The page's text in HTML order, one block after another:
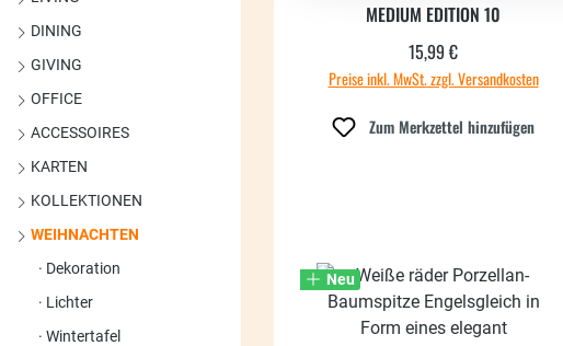
DINING
GIVING
OFFICE
ACCESSOIRES
KARTEN
KOLLEKTIONEN
WEIHNACHTEN
Dekoration
Lichter
Wintertafel
MEDIUM EDITION 10
Regulärer Preis:
15,99 €
Preise inkl. MwSt. zzgl. Versandkosten
Zum Merkzettel hinzufügen
Neu